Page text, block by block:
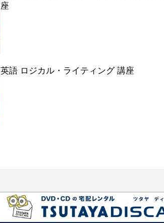
座
英語 ロジカル・ライティング 講座